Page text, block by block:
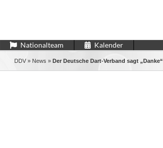
Nationalteam Kalender
DDV » News » Der Deutsche Dart-Verband sagt „Danke“